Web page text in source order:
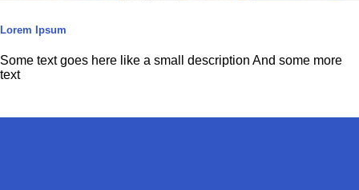
Lorem Ipsum
Some text goes here like a small description And some more
text